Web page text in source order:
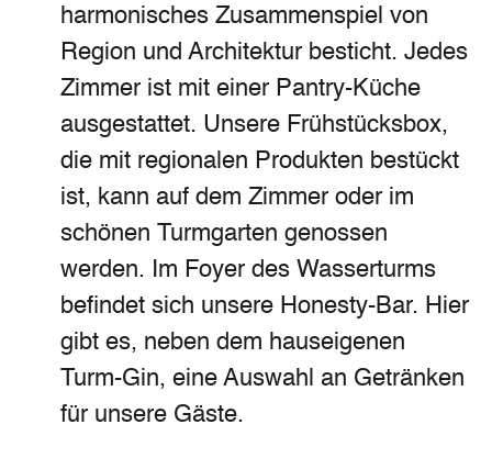
harmonisches Zusammenspiel von
Region und Architektur besticht. Jedes
Zimmer ist mit einer Pantry-Küche
ausgestattet. Unsere Frühstücksbox,
die mit regionalen Produkten bestückt
ist, kann auf dem Zimmer oder im
schönen Turmgarten genossen
werden. Im Foyer des Wasserturms
befindet sich unsere Honesty-Bar. Hier
gibt es, neben dem hauseigenen
Turm-Gin, eine Auswahl an Getränken
für unsere Gäste.